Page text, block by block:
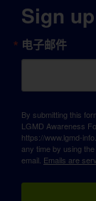
Sign
电子邮件
By submitting this
LGMD Awareness
https://www.lgmd-
any time by using
email. Emails are